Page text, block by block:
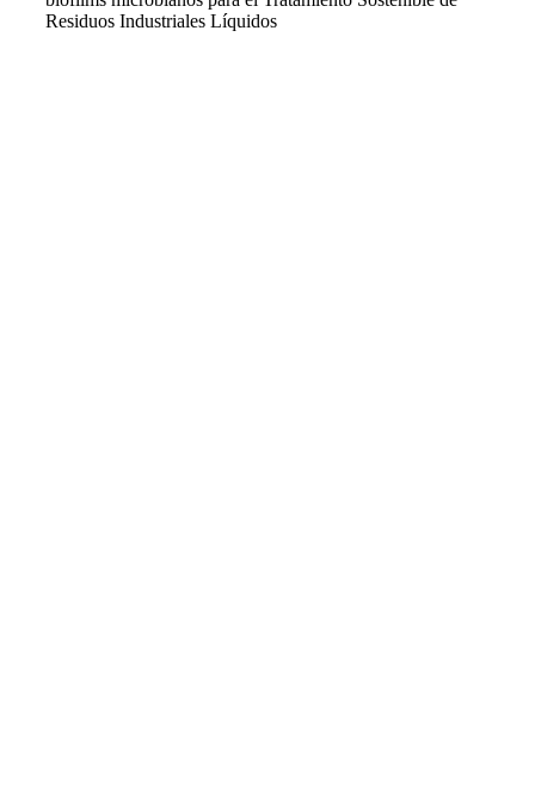
Residuos Industriales Líquidos